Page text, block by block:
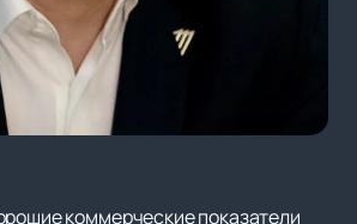
коммерческие показатели